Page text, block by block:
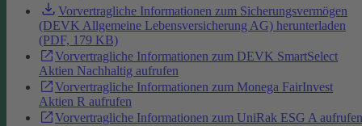
Vorvertragliche Informationen zum Sicherungsvermögen
(DEVK Allgemeine Lebensversicherung AG) herunterladen
(PDF, 179 KB)
Vorvertragliche Informationen zum DEVK SmartSelect
Aktien Nachhaltig aufrufen
Vorvertragliche Informationen zum Monega FairInvest
Aktien R aufrufen
Vorvertragliche Informationen zum UniRak ESG A aufrufen